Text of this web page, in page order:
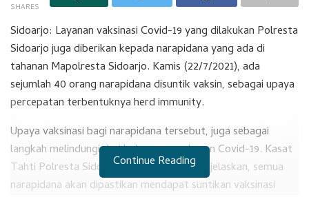
SHARES
Sidoarjo: Layanan vaksinasi Covid-19 yang dilakukan Polresta
Sidoarjo juga diberikan kepada narapidana yang ada di
tahanan Mapolresta Sidoarjo. Kamis (22/7/2021), ada
sejumlah 40 orang narapidana disuntik vaksin, sebagai upaya
percepatan terbentuknya herd immunity.
Upaya vaksinasi bagi narapidana tersebut, juga sebagai
langkah melindungi dari bahaya penyebaran Covid-19. Kasat
Tahti Polresta Sidoarjo AKP Darmadi menjelaskan, semua
narapidana akan dipastikan mendapat suntikan vaksinasi
Continue Reading